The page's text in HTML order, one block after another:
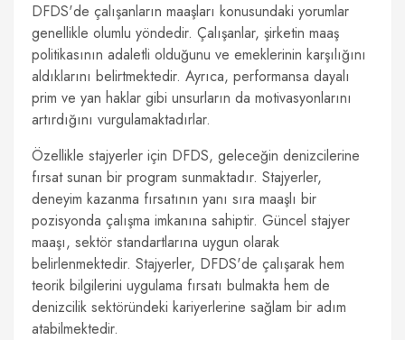
DFDS'de çalışanların maaşları konusundaki yorumlar
genellikle olumlu yöndedir. Çalışanlar, şirketin maaş
politikasının adaletli olduğunu ve emeklerinin karşılığını
aldıklarını belirtmektedir. Ayrıca, performansa dayalı
prim ve yan haklar gibi unsurların da motivasyonlarını
artırdığını vurgulamaktadırlar.
Özellikle stajyerler için DFDS, geleceğin denizcilerine
fırsat sunan bir program sunmaktadır. Stajyerler,
deneyim kazanma fırsatının yanı sıra maaşlı bir
pozisyonda çalışma imkanına sahiptir. Güncel stajyer
maaşı, sektör standartlarına uygun olarak
belirlenmektedir. Stajyerler, DFDS'de çalışarak hem
teorik bilgilerini uygulama fırsatı bulmakta hem de
denizcilik sektöründeki kariyerlerine sağlam bir adım
atabilmektedir.